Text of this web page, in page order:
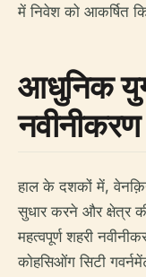
में निवेश को आकर्षित
आधुनिक
नवीनीकरण
हाल के दशकों में,
सुधार करने और क्षेत्र
महत्वपूर्ण शहरी
काेहसिओंग सिटी